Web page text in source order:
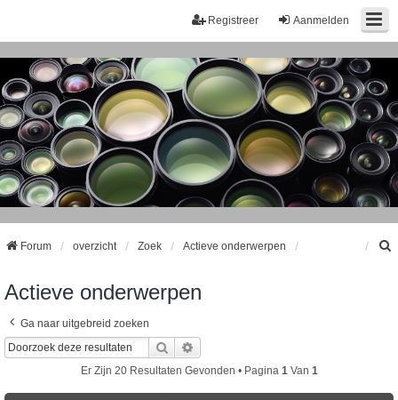
Aanmelden
Registreer
Forum overzicht Zoek Actieve onderwerpen
Actieve onderwerpen
Ga naar uitgebreid zoeken
Zoek
Er Zijn 20 Resultaten Gevonden • Pagina 1 Van 1